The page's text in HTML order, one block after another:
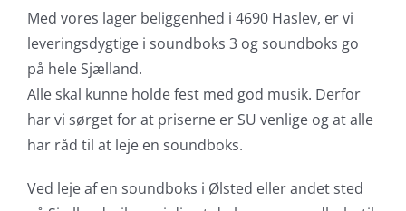
Med vores lager beliggenhed i 4690 Haslev, er vi
leveringsdygtige i soundboks 3 og soundboks go
på hele Sjælland.
Alle skal kunne holde fest med god musik. Derfor
har vi sørget for at priserne er SU venlige og at alle
har råd til at leje en soundboks.
Ved leje af en soundboks i Ølsted eller andet sted